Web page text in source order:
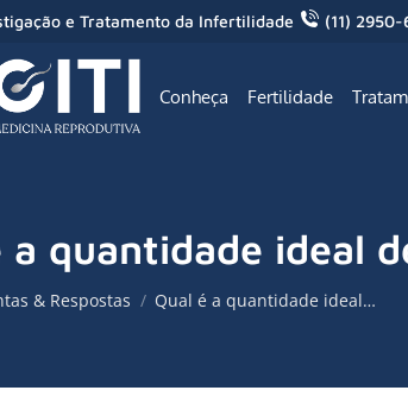
e Tratamento da Infertilidade (11) 2950-
Conheça Fertilidade
a quantidade ideal
& Respostas Qual é a quantidade ideal…